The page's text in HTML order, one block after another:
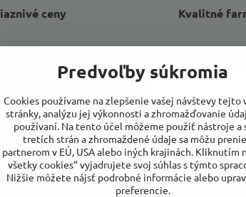
ceny Kvalitné
k odberu noviniek e-
nám Naša ponuka
Predvoľby súkromia
Cookies používame na zlepšenie vašej návštevy tejto
stránky, analýzu jej výkonnosti a zhromažďovanie
používaní. Na tento účel môžeme použiť nástroje a
tretích strán a zhromaždené údaje sa môžu
partnerom v EÚ, USA alebo iných krajinách. Kliknutím
všetky cookies“ vyjadrujete svoj súhlas s týmto
Nižšie môžete nájsť podrobné informácie alebo
preferencie.